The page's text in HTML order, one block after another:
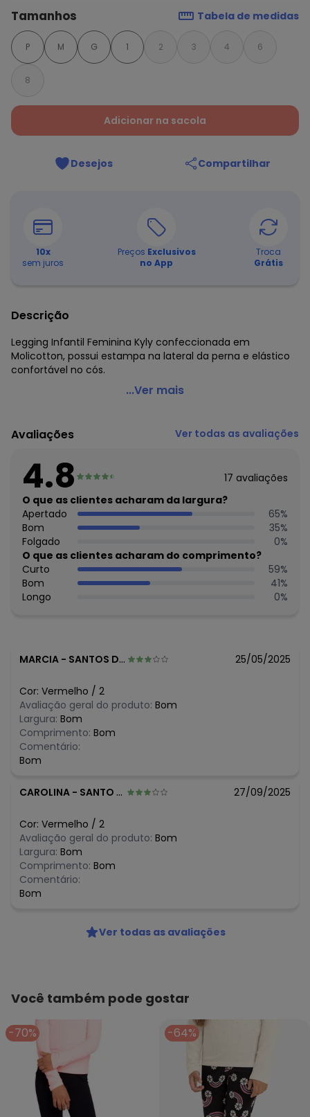
Tamanhos Tabela de medidas
P M G 1 2 3 4 6
8
Adicionar na sacola
Desejos Compartilhar
10x
sem juros
Preços Exclusivos
no App
Troca
Grátis
Descrição
Legging Infantil Feminina Kyly confeccionada em
Molicotton, possui estampa na lateral da perna e elástico
confortável no cós.
Kyly - Legging Menina Preto
Modelagem: Justa
Comprimento: Longo
Fornecedor: KYLY INDUSTRIA TEXTIL LTDA / CNPJ
78.855.830/0001-98
Feito: Brasil
Cuidados para conservação do produto: Para melhor
conservação do produto, lavar à mão com sabão neutro.
Evite deixar as peças de molho para não desbotá-las e
nem manchá-las. Passar até 110°.
Tecido: Molicotton
Composição: 96% algodão 4% elastano
Histórico de preços
agosto/2026
R$ 19,9
junho/2026
maio/2026
abril/2026
março/2026
fevereiro/2026
...Ver mais
Avaliações Ver todas as avaliações
4.8 17 avaliações
O que as clientes acharam da largura?
Apertado
65%
Bom
35%
Folgado
0%
O que as clientes acharam do comprimento?
Curto
59%
Bom
41%
Longo
0%
MARCIA - SANTOS DUMONT - MG 25/05/2025
Cor: Vermelho / 2
Avaliação geral do produto: Bom
Largura: Bom
Comprimento: Bom
Comentário:
Bom
CAROLINA - SANTO ANDRE - SP 27/09/2025
Cor: Vermelho / 2
Avaliação geral do produto: Bom
Largura: Bom
Comprimento: Bom
Comentário:
Bom
Ver todas as avaliações
Você também pode gostar
-70% -64%